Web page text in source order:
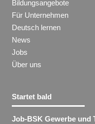
Bildungsangebote
Für Unternehmen
Deutsch lernen
News
Jobs
Über uns
Startet bald
Job-BSK Gewerbe und